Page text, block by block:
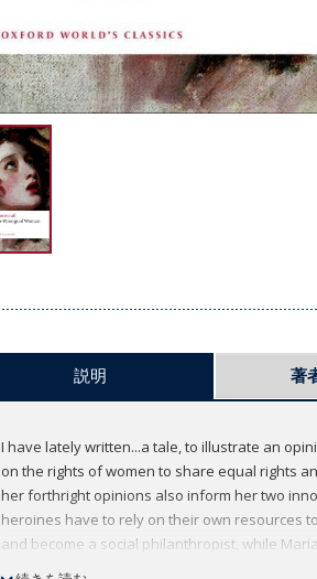
説明 著
I have lately written...a tale, to illustrate an
on the rights of women to share equal rights
her forthright opinions also inform her two
heroines have to rely on their own resources
and become a social philanthropist, while